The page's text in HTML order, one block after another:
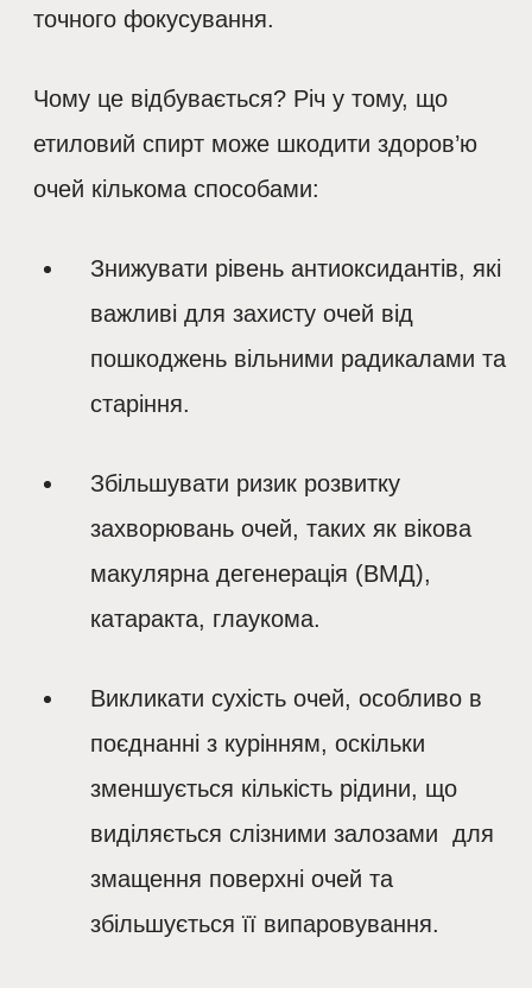
точного фокусування.
Чому це відбувається? Річ у тому, що
етиловий спирт може шкодити здоров’ю
очей кількома способами:
Знижувати рівень антиоксидантів, які
важливі для захисту очей від
пошкоджень вільними радикалами та
старіння.
Збільшувати ризик розвитку
захворювань очей, таких як вікова
макулярна дегенерація (ВМД),
катаракта, глаукома.
Викликати сухість очей, особливо в
поєднанні з курінням, оскільки
зменшується кількість рідини, що
виділяється слізними залозами для
змащення поверхні очей та
збільшується її випаровування.